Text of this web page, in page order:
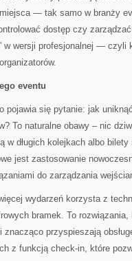
— tak samo w branży
dostęp czy
w wersji profesjonalnej —
eventu
pojawia się pytanie: jak
To naturalne obawy – nic
w długich kolejkach albo
jest zastosowanie
do zarządzania
wydarzeń korzysta z
bramek. To
przyspieszają
z funkcją check-in, które